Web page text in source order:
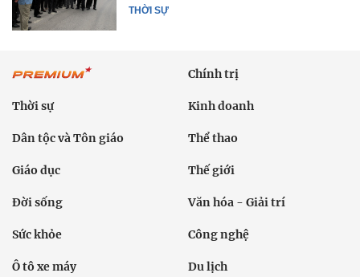
THỜI SỰ
Chính trị
Thời sự Kinh doanh
Dân tộc và Tôn giáo Thể thao
Giáo dục Thế giới
Đời sống Văn hóa - Giải trí
Sức khỏe Công nghệ
Ô tô xe máy Du lịch